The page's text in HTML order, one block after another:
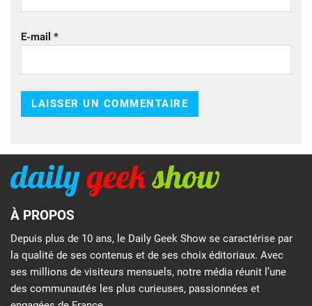
E-mail *
À PROPOS
Depuis plus de 10 ans, le Daily Geek Show se caractérise par
la qualité de ses contenus et de ses choix éditoriaux. Avec
ses millions de visiteurs mensuels, notre média réunit l’une
des communautés les plus curieuses, passionnées et